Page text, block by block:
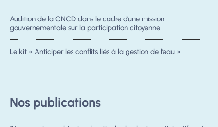
Audition de la CNCD dans le cadre d’une mission
gouvernementale sur la participation citoyenne
Le kit « Anticiper les conflits liés à la gestion de l’eau »
Nos publications